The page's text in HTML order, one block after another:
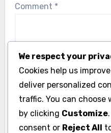
Comment *
We respect your
Cookies help us
deliver personalized
traffic. You can choose
by clicking Customize
consent or Reject All